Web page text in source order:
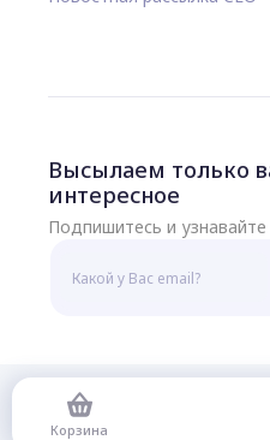
Корзина
Высылаем только
интересное
Подпишитесь и